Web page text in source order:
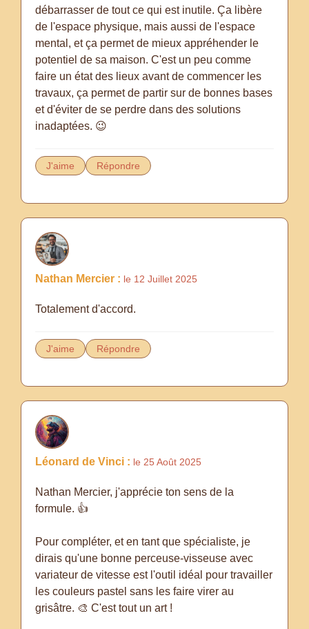
débarrasser de tout ce qui est inutile. Ça libère
de l'espace physique, mais aussi de l'espace
mental, et ça permet de mieux appréhender le
potentiel de sa maison. C'est un peu comme
faire un état des lieux avant de commencer les
travaux, ça permet de partir sur de bonnes bases
et d'éviter de se perdre dans des solutions
inadaptées. 😉
J'aime Répondre
Nathan Mercier : le 12 Juillet 2025
Totalement d'accord.
J'aime Répondre
Léonard de Vinci : le 25 Août 2025
Nathan Mercier, j'apprécie ton sens de la
formule. 👍
Pour compléter, et en tant que spécialiste, je
dirais qu'une bonne perceuse-visseuse avec
variateur de vitesse est l'outil idéal pour travailler
les couleurs pastel sans les faire virer au
grisâtre. 🎨 C'est tout un art !